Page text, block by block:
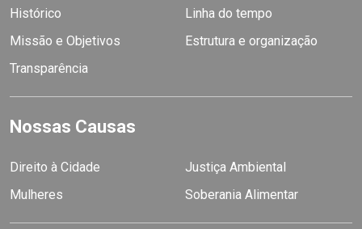
Histórico
Linha do tempo
Missão e Objetivos
Estrutura e organização
Transparência
Nossas Causas
Direito à Cidade
Justiça Ambiental
Mulheres
Soberania Alimentar